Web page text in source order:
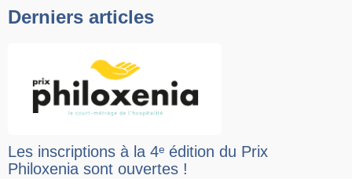
Derniers articles
Les inscriptions à la 4ᵉ édition du Prix
Philoxenia sont ouvertes !